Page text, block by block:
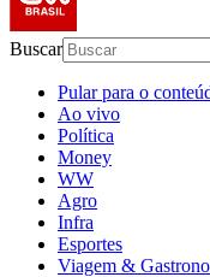
Buscar
Pular para o
Ao vivo
Política
Money
WW
Agro
Infra
Esportes
Viagem &